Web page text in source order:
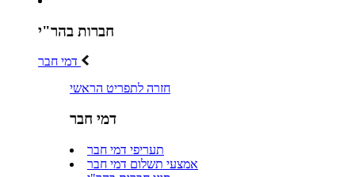
חברות בהר"י
דמי חבר
חזרה לתפריט הראשי
דמי חבר
תעריפי דמי חבר
אמצעי תשלום דמי חבר